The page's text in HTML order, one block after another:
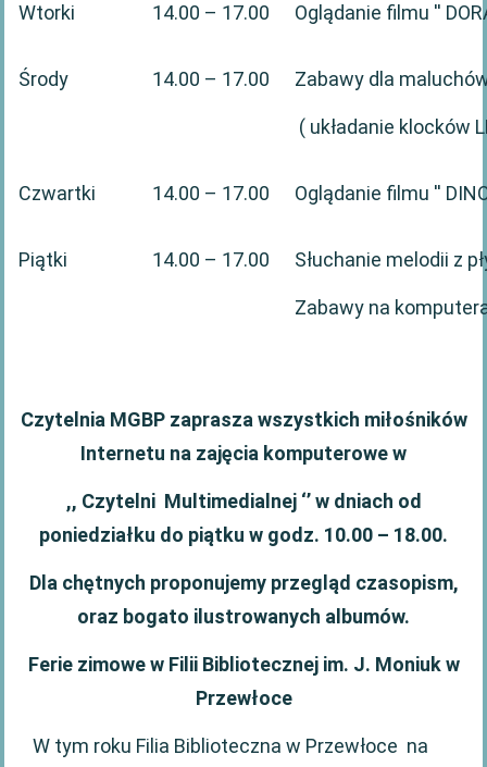
Wtorki 14.00 – 17.00 Oglądanie filmu ''
Środy 14.00 – 17.00 Zabawy dla
( układanie klocków
Czwartki 14.00 – 17.00 Oglądanie filmu ''
Piątki 14.00 – 17.00 Słuchanie melodii z
Zabawy na
Czytelnia MGBP zaprasza wszystkich miłośników
Internetu na zajęcia komputerowe w
,, Czytelni Multimedialnej ‘’ w dniach od
poniedziałku do piątku w godz. 10.00 – 18.00.
Dla chętnych proponujemy przegląd czasopism,
oraz bogato ilustrowanych albumów.
Ferie zimowe w Filii Bibliotecznej im. J. Moniuk w
Przewłoce
W tym roku Filia Biblioteczna w Przewłoce na